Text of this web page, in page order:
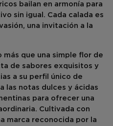
bailan en armonía para
sin igual. Cada calada es
una invitación a la
más que una simple flor de
de sabores exquisitos y
a su perfil único de
las notas dulces y ácidas
para ofrecer una
Cultivada con
marca reconocida por la